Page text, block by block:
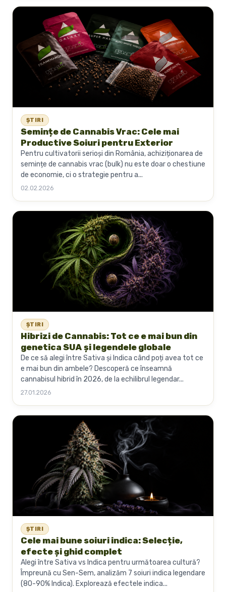
ȘTIRI
Semințe de Cannabis Vrac: Cele mai
Productive Soiuri pentru Exterior
Pentru cultivatorii serioși din România, achiziționarea de
semințe de cannabis vrac (bulk) nu este doar o chestiune
de economie, ci o strategie pentru a...
02.02.2026
ȘTIRI
Hibrizi de Cannabis: Tot ce e mai bun din
genetica SUA și legendele globale
De ce să alegi între Sativa și Indica când poți avea tot ce
e mai bun din ambele? Descoperă ce înseamnă
cannabisul hibrid în 2026, de la echilibrul legendar...
27.01.2026
ȘTIRI
Cele mai bune soiuri indica: Selecție,
efecte și ghid complet
Alegi între Sativa vs Indica pentru următoarea cultură?
Împreună cu Sen-Sem, analizăm 7 soiuri indica legendare
(80-90% Indica). Explorează efectele indica...